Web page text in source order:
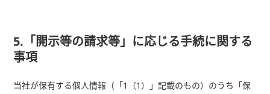
5.「開示等の請求等」に応じる手続に関する
事項
当社が保有する個人情報（「1（1）」記載のもの）のうち「保